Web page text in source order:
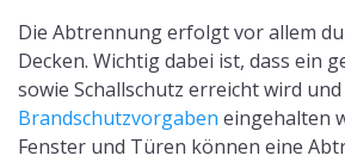
Die Abtrennung erfolgt vor allem
Decken. Wichtig dabei ist, dass ein
sowie Schallschutz erreicht wird und
Brandschutzvorgaben eingehalten
Fenster und Türen können eine